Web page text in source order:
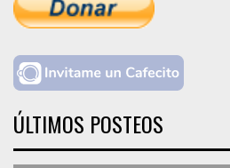
ÚLTIMOS POSTEOS